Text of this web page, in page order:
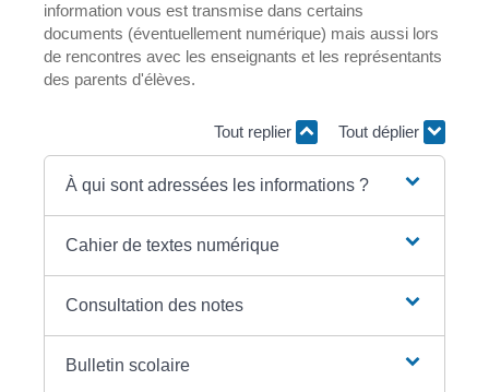
information vous est transmise dans certains
documents (éventuellement numérique) mais aussi lors
de rencontres avec les enseignants et les représentants
des parents d'élèves.
Tout replier Tout déplier
À qui sont adressées les informations ?
Cahier de textes numérique
Consultation des notes
Bulletin scolaire